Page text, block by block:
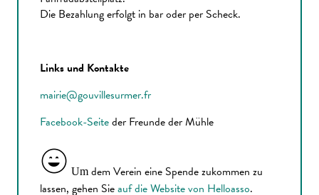
Die Bezahlung erfolgt in bar oder per Scheck.
Links und Kontakte
mairie@gouvillesurmer.fr
Facebook-Seiteder Freunde der Mühle
Um dem Verein eine Spende zukommen zu
lassen, gehen Sieauf die Website von Helloasso.